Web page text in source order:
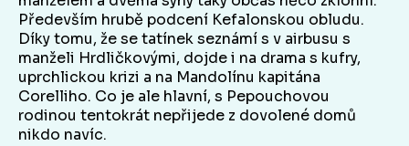
Především hrubě podcení Kefalonskou obludu.
Díky tomu, že se tatínek seznámí s v airbusu s
manželi Hrdličkovými, dojde i na drama s kufry,
uprchlickou krizi a na Mandolínu kapitána
Corelliho. Co je ale hlavní, s Pepouchovou
rodinou tentokrát nepřijede z dovolené domů
nikdo navíc.